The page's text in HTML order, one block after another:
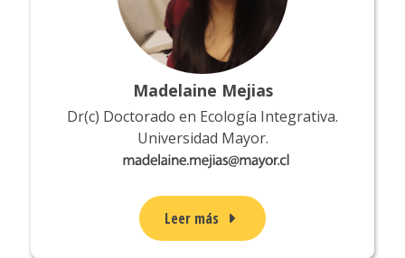
Madelaine Mejias
Dr(c) Doctorado en Ecología Integrativa.
Universidad Mayor.
Leer más